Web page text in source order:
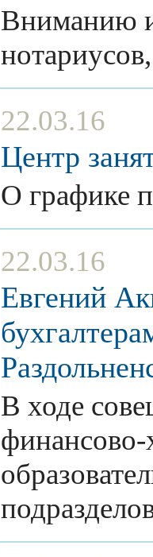
Вниманию
22.03.16
Центр
О графике
22.03.16
Евгений
В ходе
финансово-